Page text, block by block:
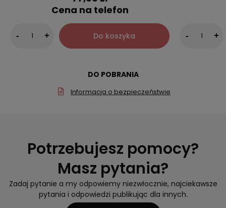
Cena na telefon
- + Do koszyka - +
DO POBRANIA
Informacja o bezpieczeństwie
Potrzebujesz pomocy?
Masz pytania?
Zadaj pytanie a my odpowiemy niezwłocznie, najciekawsze
pytania i odpowiedzi publikując dla innych.